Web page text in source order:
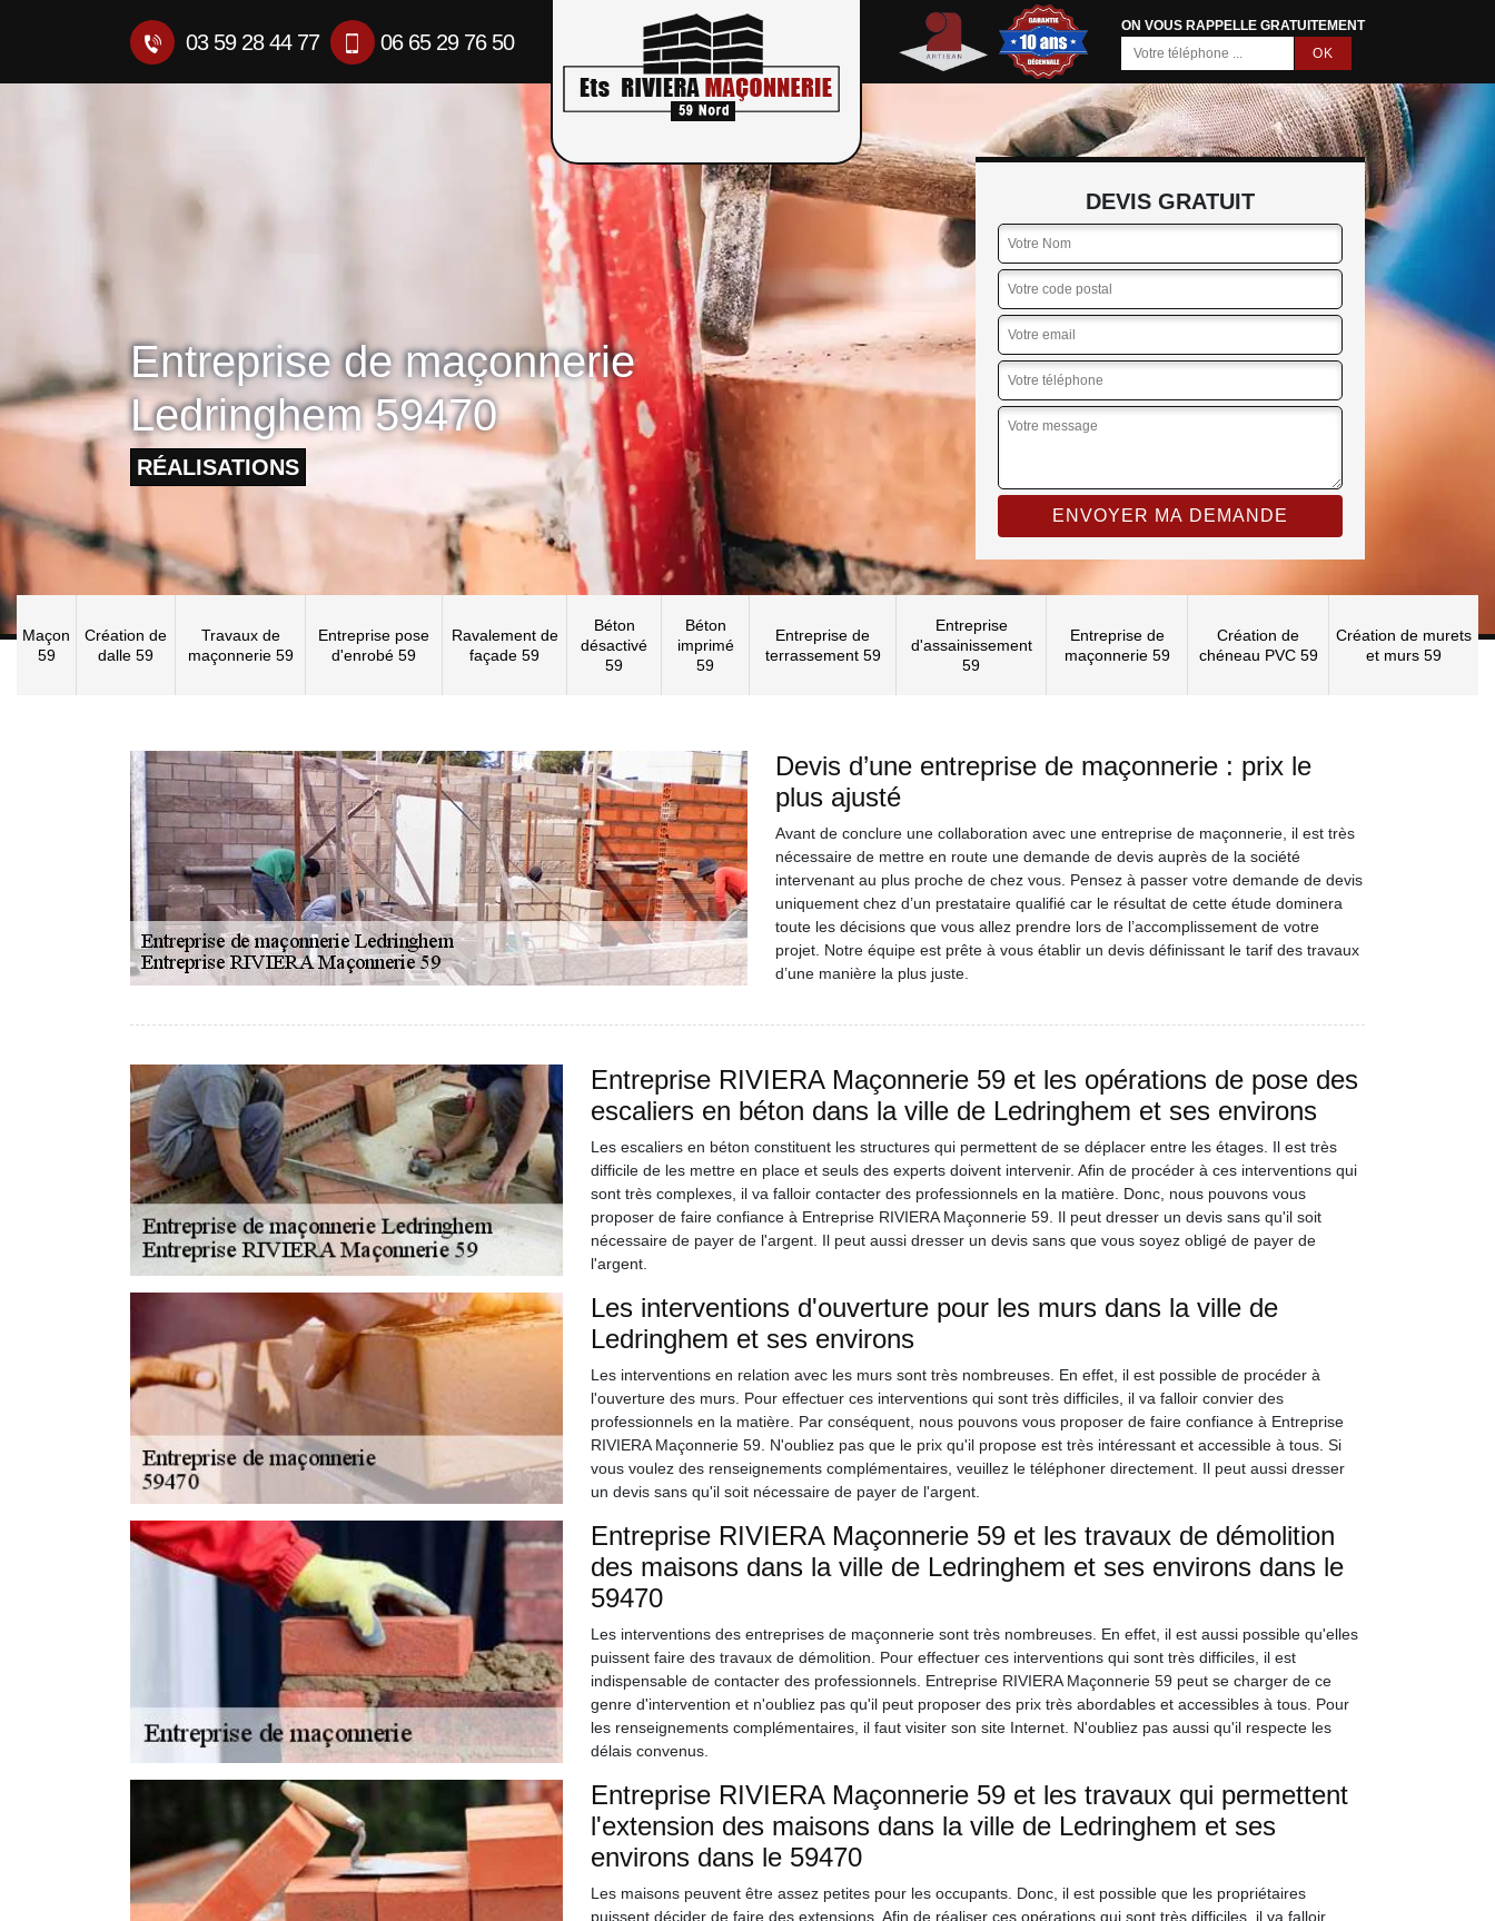
03 59 28 44 77 06 65 29 76 50
ON VOUS RAPPELLE GRATUITEMENT
Entreprise de maçonnerie
Ledringhem 59470
RÉALISATIONS
DEVIS GRATUIT
Maçon
59
Création de
dalle 59
Travaux de
maçonnerie 59
Entreprise pose
d'enrobé 59
Ravalement de
façade 59
Béton
désactivé
59
Béton
imprimé
59
Entreprise de
terrassement 59
Entreprise
d'assainissement
59
Entreprise de
maçonnerie 59
Création de
chéneau PVC 59
Création de murets
et murs 59
Devis d’une entreprise de maçonnerie : prix le
plus ajusté
Avant de conclure une collaboration avec une entreprise de maçonnerie, il est très
nécessaire de mettre en route une demande de devis auprès de la société
intervenant au plus proche de chez vous. Pensez à passer votre demande de devis
uniquement chez d’un prestataire qualifié car le résultat de cette étude dominera
toute les décisions que vous allez prendre lors de l’accomplissement de votre
projet. Notre équipe est prête à vous établir un devis définissant le tarif des travaux
d’une manière la plus juste.
Entreprise RIVIERA Maçonnerie 59 et les opérations de pose des
escaliers en béton dans la ville de Ledringhem et ses environs
Les escaliers en béton constituent les structures qui permettent de se déplacer entre les étages. Il est très
difficile de les mettre en place et seuls des experts doivent intervenir. Afin de procéder à ces interventions qui
sont très complexes, il va falloir contacter des professionnels en la matière. Donc, nous pouvons vous
proposer de faire confiance à Entreprise RIVIERA Maçonnerie 59. Il peut dresser un devis sans qu'il soit
nécessaire de payer de l'argent. Il peut aussi dresser un devis sans que vous soyez obligé de payer de
l'argent.
Les interventions d'ouverture pour les murs dans la ville de
Ledringhem et ses environs
Les interventions en relation avec les murs sont très nombreuses. En effet, il est possible de procéder à
l'ouverture des murs. Pour effectuer ces interventions qui sont très difficiles, il va falloir convier des
professionnels en la matière. Par conséquent, nous pouvons vous proposer de faire confiance à Entreprise
RIVIERA Maçonnerie 59. N'oubliez pas que le prix qu'il propose est très intéressant et accessible à tous. Si
vous voulez des renseignements complémentaires, veuillez le téléphoner directement. Il peut aussi dresser
un devis sans qu'il soit nécessaire de payer de l'argent.
Entreprise RIVIERA Maçonnerie 59 et les travaux de démolition
des maisons dans la ville de Ledringhem et ses environs dans le
59470
Les interventions des entreprises de maçonnerie sont très nombreuses. En effet, il est aussi possible qu'elles
puissent faire des travaux de démolition. Pour effectuer ces interventions qui sont très difficiles, il est
indispensable de contacter des professionnels. Entreprise RIVIERA Maçonnerie 59 peut se charger de ce
genre d'intervention et n'oubliez pas qu'il peut proposer des prix très abordables et accessibles à tous. Pour
les renseignements complémentaires, il faut visiter son site Internet. N'oubliez pas aussi qu'il respecte les
délais convenus.
Entreprise RIVIERA Maçonnerie 59 et les travaux qui permettent
l'extension des maisons dans la ville de Ledringhem et ses
environs dans le 59470
Les maisons peuvent être assez petites pour les occupants. Donc, il est possible que les propriétaires
puissent décider de faire des extensions. Afin de réaliser ces opérations qui sont très difficiles, il va falloir